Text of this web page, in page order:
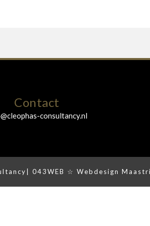
Contact
consultancy.nl
| 043WEB ☆ Webdesign